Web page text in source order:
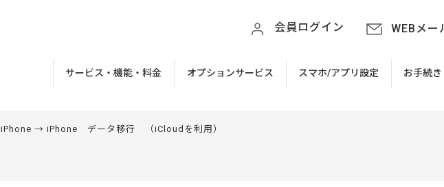
会員ログイン WEBメー
サービス・機能・料金 オプションサービス スマホ/アプリ設定 お手続き
iPhone → iPhone データ移行 （iCloudを利用）